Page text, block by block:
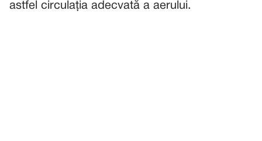
astfel circulația adecvată a aerului.